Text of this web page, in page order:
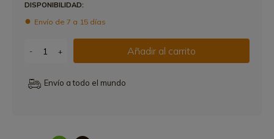
DISPONIBILIDAD:
Envío de 7 a 15 días
- + Añadir al carrito
Envío a todo el mundo